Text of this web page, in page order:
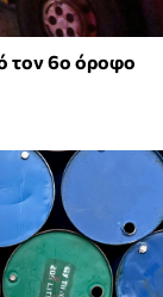
τον 6ο όροφο